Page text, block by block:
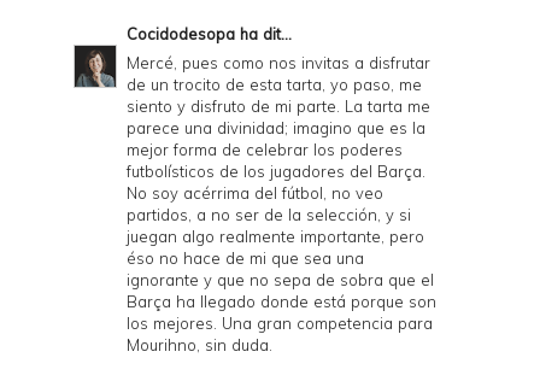
Cocidodesopa ha dit...
Mercé, pues como nos invitas a disfrutar
de un trocito de esta tarta, yo paso, me
siento y disfruto de mi parte. La tarta me
parece una divinidad; imagino que es la
mejor forma de celebrar los poderes
futbolísticos de los jugadores del Barça.
No soy acérrima del fútbol, no veo
partidos, a no ser de la selección, y si
juegan algo realmente importante, pero
éso no hace de mi que sea una
ignorante y que no sepa de sobra que el
Barça ha llegado donde está porque son
los mejores. Una gran competencia para
Mourihno, sin duda.